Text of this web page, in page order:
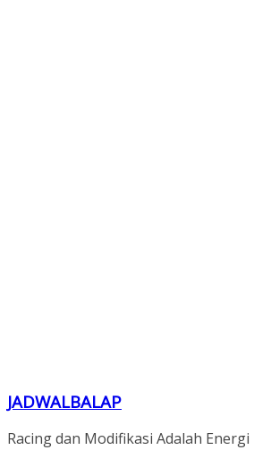
JADWALBALAP
Racing dan Modifikasi Adalah Energi